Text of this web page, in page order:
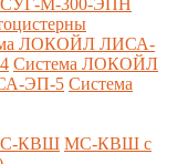
ЛОКОЙЛ ЛИСА-
Система ЛОКОЙЛ
ЭП-5 Система
КВШ МС-КВШ с